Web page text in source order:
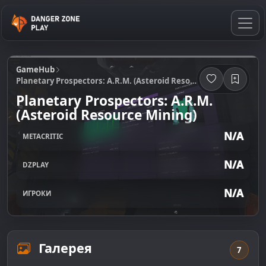
GameHub
Planetary Prospectors: A.R.M. (Asteroid Resource Mining)
Planetary Prospectors: A.R.M.
(Asteroid Resource Mining)
METACRITIC N/A
DZPLAY N/A
ИГРОКИ N/A
Галерея 7